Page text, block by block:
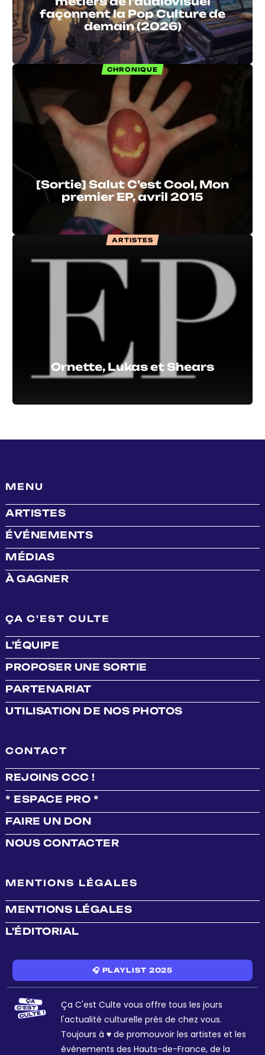
façonnent la Pop Culture de
demain (2026)
CHRONIQUE
[Sortie] Salut C’est Cool, Mon
premier EP, avril 2015
ARTISTES
Ornette, Lukas et Shears
MENU
ARTISTES
ÉVÉNEMENTS
MÉDIAS
À GAGNER
ÇA C'EST CULTE
L'ÉQUIPE
PROPOSER UNE SORTIE
PARTENARIAT
UTILISATION DE NOS PHOTOS
CONTACT
REJOINS CCC !
* ESPACE PRO *
FAIRE UN DON
NOUS CONTACTER
MENTIONS LÉGALES
MENTIONS LÉGALES
L'ÉDITORIAL
🎧 PLAYLIST 2025
Ça C'est Culte vous offre tous les jours
l'actualité culturelle près de chez vous.
Toujours à ♥ de promouvoir les artistes et les
événements des Hauts-de-France, de la